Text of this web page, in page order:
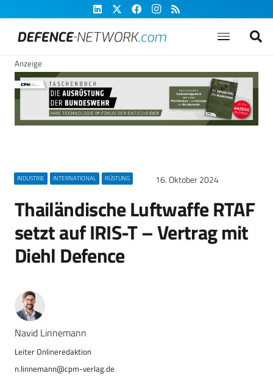
Anzeige
INDUSTRIE INTERNATIONAL RÜSTUNG 16. Oktober 2024
Thailändische Luftwaffe RTAF
setzt auf IRIS-T – Vertrag mit
Diehl Defence
Navid Linnemann
n.linnemann@cpm-verlag.de